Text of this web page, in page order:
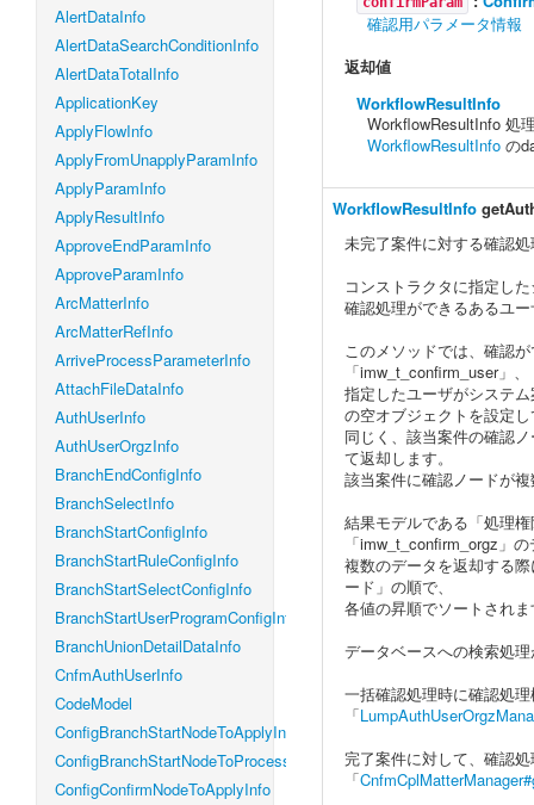
AlertDataInfo
AlertDataSearchConditionInfo
AlertDataTotalInfo
ApplicationKey
ApplyFlowInfo
ApplyFromUnapplyParamInfo
ApplyParamInfo
ApplyResultInfo
ApproveEndParamInfo
ApproveParamInfo
ArcMatterInfo
ArcMatterRefInfo
ArriveProcessParameterInfo
AttachFileDataInfo
AuthUserInfo
AuthUserOrgzInfo
BranchEndConfigInfo
BranchSelectInfo
BranchStartConfigInfo
BranchStartRuleConfigInfo
BranchStartSelectConfigInfo
BranchStartUserProgramConfigInfo
BranchUnionDetailDataInfo
CnfmAuthUserInfo
CodeModel
ConfigBranchStartNodeToApplyInfo
ConfigBranchStartNodeToProcessInfo
ConfigConfirmNodeToApplyInfo
確認用パラメータ情報
返却値
WorkflowResultInfo
WorkflowResultInfo 処
WorkflowResultInfo の
WorkflowResultInfo
未完了案件に対する確認
コンストラクタに指定し
確認処理ができるあるユ
このメソッドでは、確認
「imw_t_confirm_user」
指定したユーザがシステ
の空オブジェクトを設定
同じく、該当案件の確認
て返却します。
該当案件に確認ノードが
結果モデルである「処理
「imw_t_confirm_orgz」
複数のデータを返却する
ード」の順で、
各値の昇順でソートされ
データベースへの検索処
一括確認処理時に確認処
「
完了案件に対して、確認
「